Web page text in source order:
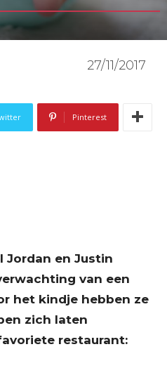
27/11/2017
Pinterest
Jordan en Justin
van een
het kindje hebben ze
zich laten
restaurant: